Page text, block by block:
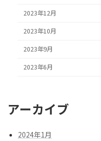
2023年12月
2023年10月
2023年9月
2023年6月
アーカイブ
2024年1月